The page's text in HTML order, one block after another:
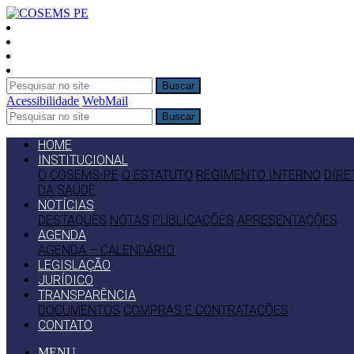
Buscar
Acessibilidade WebMail
Buscar
HOME
INSTITUCIONAL
O COSEMS-PE O ESTATUTO REGIMENTO INTERNO
DA SAÚDE
NOTÍCIAS
DESTAQUES NOTAS PUBLICAÇÕES APRESENTAÇÕES
AGENDA
AGENDA – CALENDÁRIO
LEGISLAÇÃO
JURÍDICO
TRANSPARÊNCIA
DOCUMENTOS COMPRAS E CONTRATAÇÕES
CONTATO